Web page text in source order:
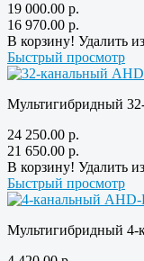
19 000.00 р.
16 970.00 р.
В корзину! Удалить
Быстрый просмотр
Мультигибридный
24 250.00 р.
21 650.00 р.
В корзину! Удалить
Быстрый просмотр
Мультигибридный 4-